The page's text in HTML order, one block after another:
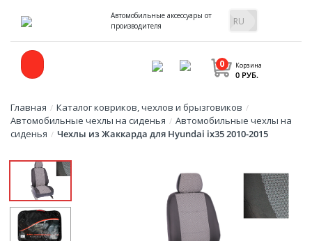
Автомобильные аксессуары от
производителя
Корзина
0
0 РУБ.
Главная / Каталог ковриков, чехлов и брызговиков /
Автомобильные чехлы на сиденья / Автомобильные чехлы на
сиденья / Чехлы из Жаккарда для Hyundai ix35 2010-2015